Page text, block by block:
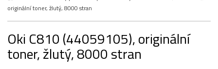
originální toner, žlutý, 8000 stran
Oki C810 (44059105), originální
toner, žlutý, 8000 stran